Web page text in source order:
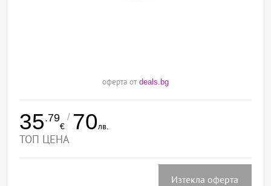
оферта от deals.bg
35.79
€
/ 70лв.
ТОП ЦЕНА
Изтекла оферта